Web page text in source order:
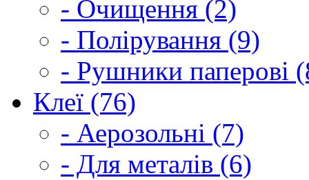
- Очищення (2)
- Полірування (9)
- Рушники паперові
Клеї (76)
- Аерозольні (7)
- Для металів (6)